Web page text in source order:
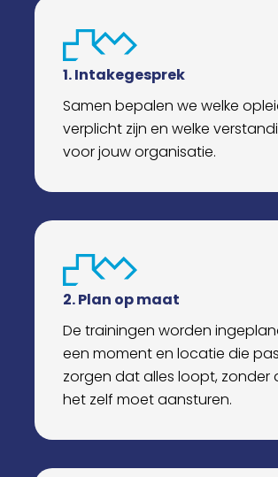
1. Intakegesprek
Samen bepalen we welke
verplicht zijn en welke
voor jouw organisatie.
2. Plan op maat
De trainingen worden
een moment en locatie die
zorgen dat alles loopt, zonder
het zelf moet aansturen.